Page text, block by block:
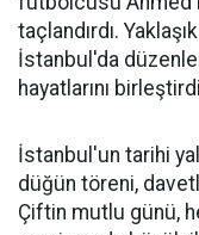
taçlandırdı.
İstanbul'da
hayatlarını
İstanbul'un tarihi
düğün töreni,
Çiftin mutlu günü,